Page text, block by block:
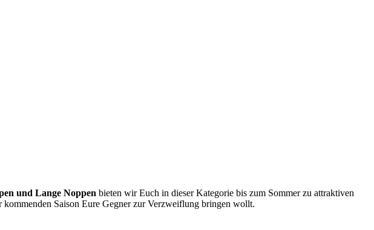
und Lange Noppen bieten wir Euch in dieser Kategorie bis zum Sommer zu attraktiven
Saison Eure Gegner zur Verzweiflung bringen wollt.